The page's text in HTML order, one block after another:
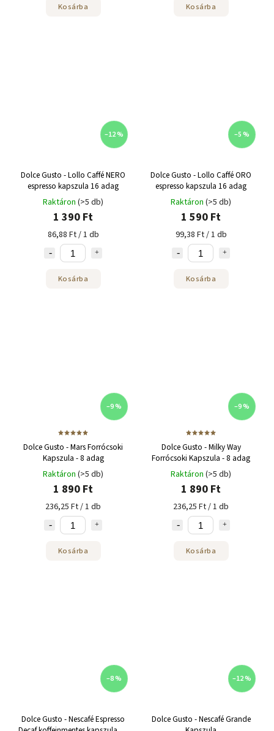
Kosárba Kosárba
–12 %
Dolce Gusto - Lollo Caffé NERO
espresso kapszula 16 adag
Raktáron (>5 db)
1 390 Ft
86,88 Ft / 1 db
Kosárba
–5 %
Dolce Gusto - Lollo Caffé ORO
espresso kapszula 16 adag
Raktáron (>5 db)
1 590 Ft
99,38 Ft / 1 db
Kosárba
–9 %
Dolce Gusto - Mars Forrócsoki
Kapszula - 8 adag
Raktáron (>5 db)
1 890 Ft
236,25 Ft / 1 db
Kosárba
–9 %
Dolce Gusto - Milky Way
Forrócsoki Kapszula - 8 adag
Raktáron (>5 db)
1 890 Ft
236,25 Ft / 1 db
Kosárba
–8 %
Dolce Gusto - Nescafé Espresso
–12 %
Dolce Gusto - Nescafé Grande